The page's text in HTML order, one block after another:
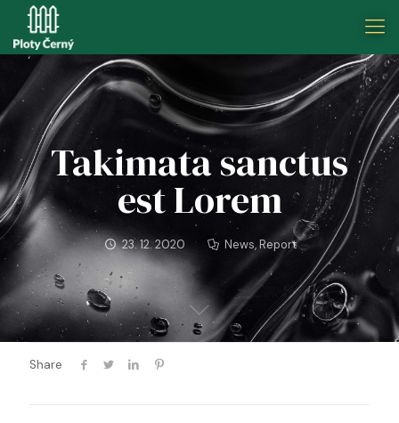
Takimata sanctus
est Lorem
23. 12. 2020 News,Report
Share